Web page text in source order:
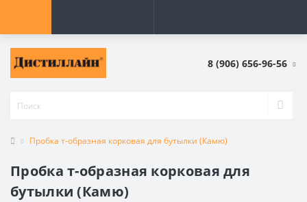
8 (906) 656-96-56
Пробка т-образная корковая для бутылки (Камю)
Пробка т-образная корковая для
бутылки (Камю)